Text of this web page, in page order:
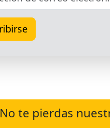
No te pierdas